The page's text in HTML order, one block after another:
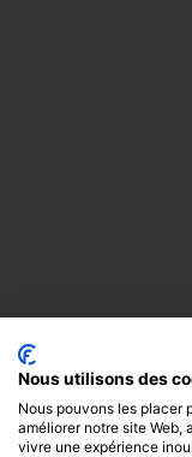
Nous utilisons des
Nous pouvons les placer
améliorer notre site
vivre une expérience